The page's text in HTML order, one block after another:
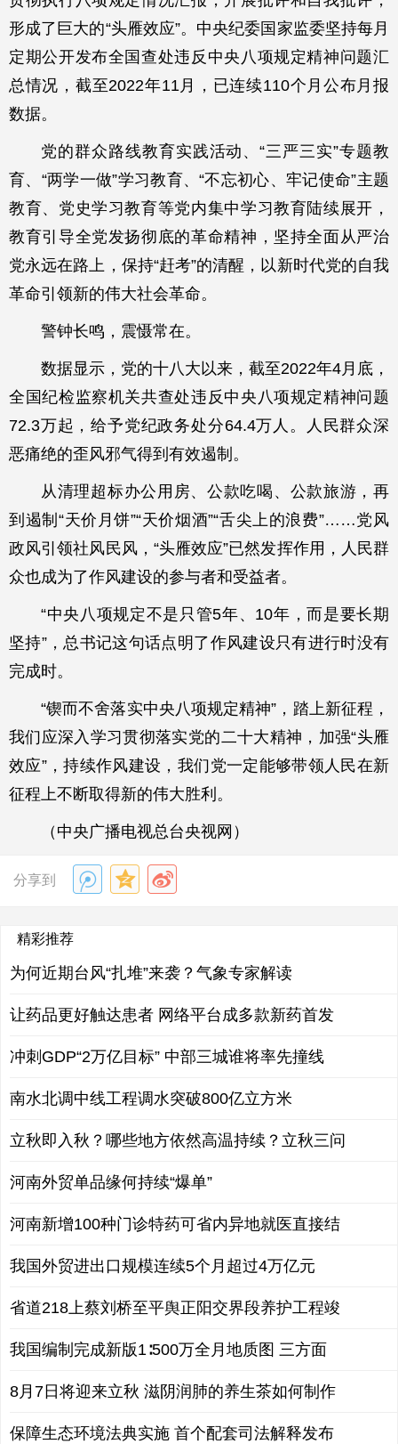
形成了巨大的“头雁效应”。中央纪委国家监委坚持每月
定期公开发布全国查处违反中央八项规定精神问题汇
总情况，截至2022年11月，已连续110个月公布月报
数据。
党的群众路线教育实践活动、“三严三实”专题教
育、“两学一做”学习教育、“不忘初心、牢记使命”主题
教育、党史学习教育等党内集中学习教育陆续展开，
教育引导全党发扬彻底的革命精神，坚持全面从严治
党永远在路上，保持“赶考”的清醒，以新时代党的自我
革命引领新的伟大社会革命。
警钟长鸣，震慑常在。
数据显示，党的十八大以来，截至2022年4月底，
全国纪检监察机关共查处违反中央八项规定精神问题
72.3万起，给予党纪政务处分64.4万人。人民群众深
恶痛绝的歪风邪气得到有效遏制。
从清理超标办公用房、公款吃喝、公款旅游，再
到遏制“天价月饼”“天价烟酒”“舌尖上的浪费”……党风
政风引领社风民风，“头雁效应”已然发挥作用，人民群
众也成为了作风建设的参与者和受益者。
“中央八项规定不是只管5年、10年，而是要长期
坚持”，总书记这句话点明了作风建设只有进行时没有
完成时。
“锲而不舍落实中央八项规定精神”，踏上新征程，
我们应深入学习贯彻落实党的二十大精神，加强“头雁
效应”，持续作风建设，我们党一定能够带领人民在新
征程上不断取得新的伟大胜利。
（中央广播电视总台央视网）
分享到
精彩推荐
为何近期台风“扎堆”来袭？气象专家解读
让药品更好触达患者 网络平台成多款新药首发
冲刺GDP“2万亿目标” 中部三城谁将率先撞线
南水北调中线工程调水突破800亿立方米
立秋即入秋？哪些地方依然高温持续？立秋三问
河南外贸单品缘何持续“爆单”
河南新增100种门诊特药可省内异地就医直接结
我国外贸进出口规模连续5个月超过4万亿元
省道218上蔡刘桥至平舆正阳交界段养护工程竣
我国编制完成新版1∶500万全月地质图 三方面
8月7日将迎来立秋 滋阴润肺的养生茶如何制作
保障生态环境法典实施 首个配套司法解释发布